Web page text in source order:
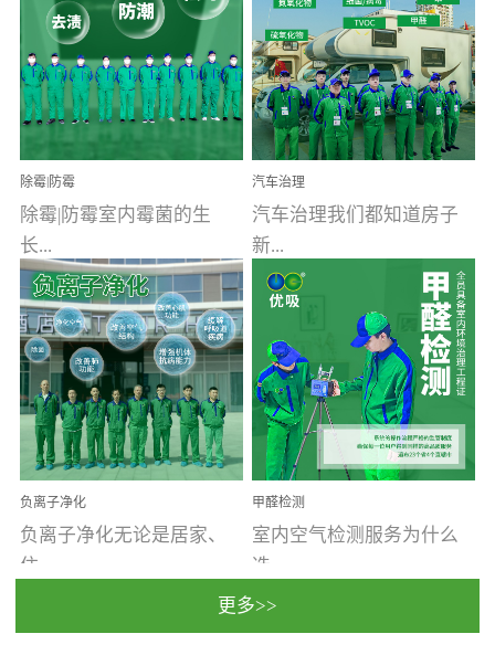
空气污染净化治理）工业
文明的进步，创造了多姿
多彩的家居产品和生活情
调，但也带来了以甲醛为
首的室内...
用行业公认奥维牌消毒
液，具备杀死人体冠状病
毒的功效，杀菌率
99.99%。相对于传统消毒
液来说，无...
除霉|防霉
除霉|防霉室内霉菌的生
长...
受温度、湿度、基质养
分、通风四个条件影响，
温暖潮湿、营养物质多、
通风缓慢的空间最易滋生
大量霉菌的...
汽车治理
汽车治理我们都知道房子
新...
装修完会有甲醛，其实汽
车的甲醛超标问题更为严
重。汽车的空间范围小，
配件、皮具、装饰多，这
些都是汽...
负离子净化
负离子净化无论是居家、
住...
甲醛检测
室内空气检测服务为什么
选...
更多>>